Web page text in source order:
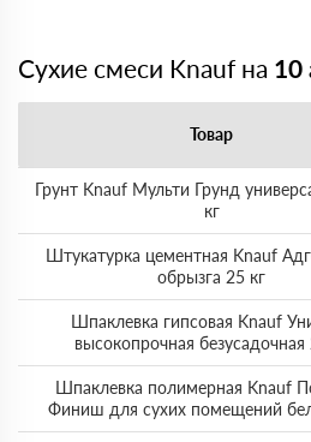
Сухие смеси Knauf на 10
Товар
Грунт Knauf Мульти Грунд
кг
Штукатурка цементная Knauf
обрызга 25 кг
Шпаклевка гипсовая Knauf
высокопрочная безусадочная
Шпаклевка полимерная Knauf
Финиш для сухих помещений